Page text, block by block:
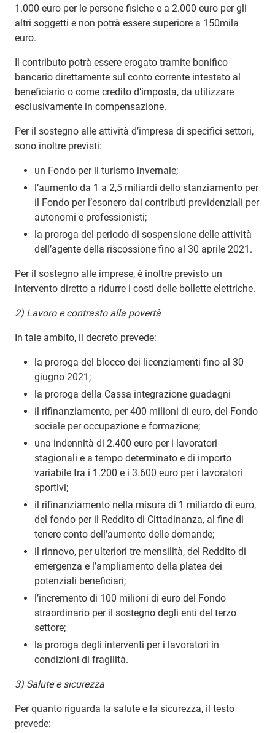
1.000 euro per le persone fisiche e a 2.000 euro per gli
altri soggetti e non potrà essere superiore a 150mila
euro.
Il contributo potrà essere erogato tramite bonifico
bancario direttamente sul conto corrente intestato al
beneficiario o come credito d’imposta, da utilizzare
esclusivamente in compensazione.
Per il sostegno alle attività d’impresa di specifici settori,
sono inoltre previsti:
un Fondo per il turismo invernale;
l’aumento da 1 a 2,5 miliardi dello stanziamento per
il Fondo per l’esonero dai contributi previdenziali per
autonomi e professionisti;
la proroga del periodo di sospensione delle attività
dell’agente della riscossione fino al 30 aprile 2021.
Per il sostegno alle imprese, è inoltre previsto un
intervento diretto a ridurre i costi delle bollette elettriche.
2) Lavoro e contrasto alla povertà
In tale ambito, il decreto prevede:
la proroga del blocco dei licenziamenti fino al 30
giugno 2021;
la proroga della Cassa integrazione guadagni
il rifinanziamento, per 400 milioni di euro, del Fondo
sociale per occupazione e formazione;
una indennità di 2.400 euro per i lavoratori
stagionali e a tempo determinato e di importo
variabile tra i 1.200 e i 3.600 euro per i lavoratori
sportivi;
il rifinanziamento nella misura di 1 miliardo di euro,
del fondo per il Reddito di Cittadinanza, al fine di
tenere conto dell’aumento delle domande;
il rinnovo, per ulteriori tre mensilità, del Reddito di
emergenza e l’ampliamento della platea dei
potenziali beneficiari;
l’incremento di 100 milioni di euro del Fondo
straordinario per il sostegno degli enti del terzo
settore;
la proroga degli interventi per i lavoratori in
condizioni di fragilità.
3) Salute e sicurezza
Per quanto riguarda la salute e la sicurezza, il testo
prevede: